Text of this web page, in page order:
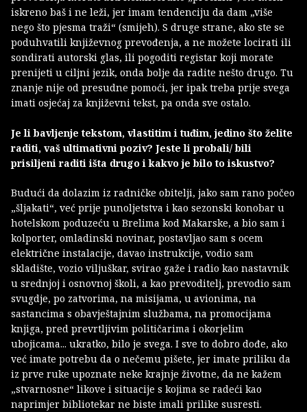
iskreno baš i ne leži, jer imam tendenciju da dam „više
nego što pjesma traži“ (smijeh). S druge strane, ako ste se
poduhvatili književnog prevođenja, a ne možete locirati ili
sondirati autorski glas, ili pogoditi registar koji morate
prenijeti u ciljni jezik, onda bolje da radite nešto drugo. Tu
znanje nije od presudne pomoći, jer ipak treba prije svega
imati osjećaj za književni tekst, pa onda sve ostalo.
Je li bavljenje tekstom, vlastitim i tuđim, jedino što želite
raditi, vaš ultimativni poziv? Jeste li probali/ bili
prisiljeni raditi išta drugo i kakvo je bilo to iskustvo?
Budući da dolazim iz radničke obitelji, jako sam rano počeo
„šljakati“, već prije punoljetstva i kao sezonski konobar u
hotelskom poduzeću u Brelima kod Makarske, a bio sam i
kolporter, omladinski novinar, postavljao sam s ocem
električne instalacije, davao instrukcije, vodio sam
skladište, vozio viljuškar, svirao gaže i radio kao nastavnik
u srednjoj i osnovnoj školi, a kao prevoditelj, prevodio sam
svugdje, po zatvorima, na misijama, u avionima, na
sastancima s obavještajnim službama, na promocijama
knjiga, pred prevrtljivim političarima i okorjelim
ubojicama... ukratko, bilo je svega. I sve to dobro dođe, ako
već imate potrebu da o nečemu pišete, jer imate priliku da
iz prve ruke upoznate neke krajnje životne, da ne kažem
„stvarnosne“ likove i situacije s kojima se radeći kao
naprimjer bibliotekar ne biste imali prilike susresti.